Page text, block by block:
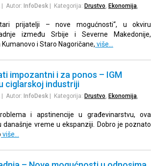
| Autor: InfoDesk| Kategorija: Drustvo Ekonomija,
prijatelji – nove mogućnosti“, u okviru
između Srbije i Severne Makedonije,
i Staro Nagoričane, više…
impozantni i za ponos – IGM
ciglarskoj industriji
| Autor: InfoDesk| Kategorija: Drustvo Ekonomija,
i apstinencije u građevinarstvu, ova
današnje vreme u ekspanziji. Dobro je poznato
više…